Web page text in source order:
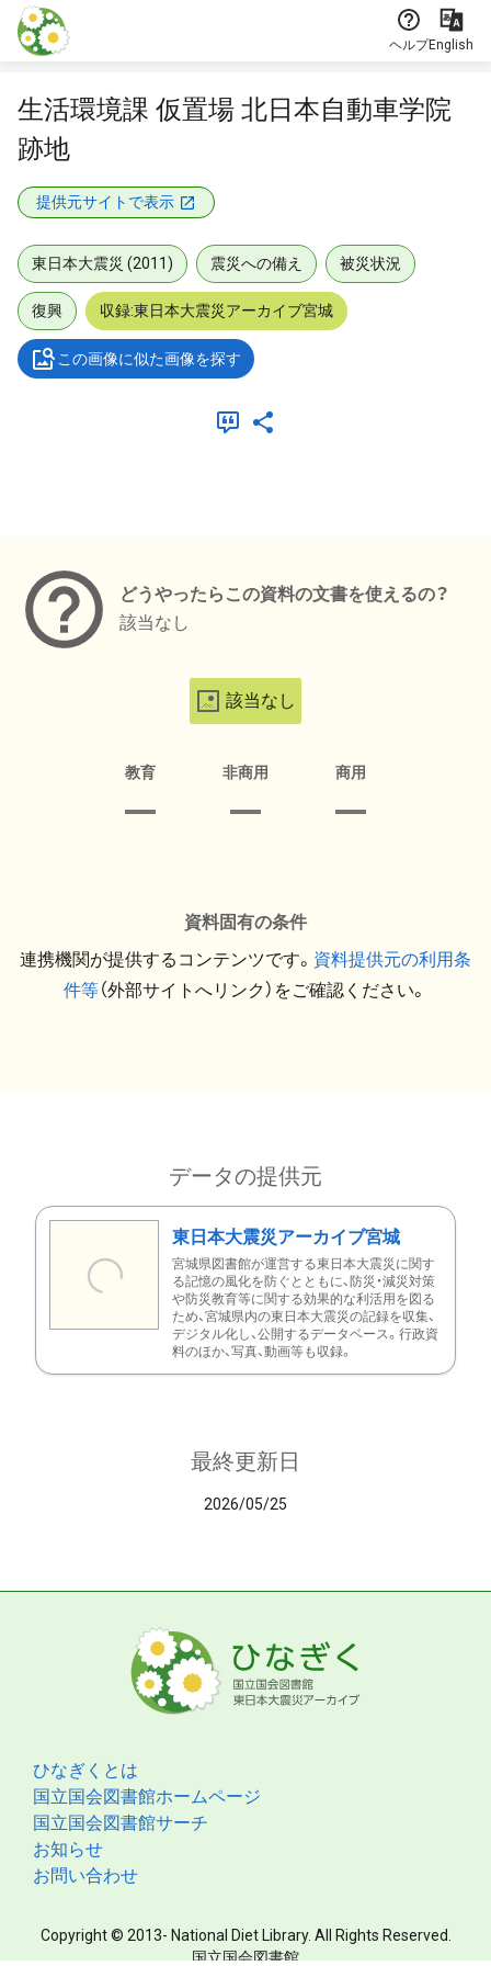
本文に飛ぶ
ヘルプEnglish
生活環境課 仮置場 北日本自動車学院
跡地
提供元サイトで表示
東日本大震災 (2011) 震災への備え 被災状況
復興 収録:東日本大震災アーカイブ宮城
この画像に似た画像を探す
どうやったらこの資料の文書を使えるの？
該当なし
該当なし
教育 非商用 商用
資料固有の条件
連携機関が提供するコンテンツです。 資料提供元の利用条
件等（外部サイトへリンク）をご確認ください。
データの提供元
東日本大震災アーカイブ宮城
宮城県図書館が運営する東日本大震災に関す
る記憶の風化を防ぐとともに、防災・減災対策
や防災教育等に関する効果的な利活用を図る
ため、宮城県内の東日本大震災の記録を収集、
デジタル化し、公開するデータベース。行政資
料のほか、写真、動画等も収録。
最終更新日
2026/05/25
ひなぎくとは
国立国会図書館ホームページ
国立国会図書館サーチ
お知らせ
お問い合わせ
Copyright © 2013- National Diet Library. All Rights Reserved.